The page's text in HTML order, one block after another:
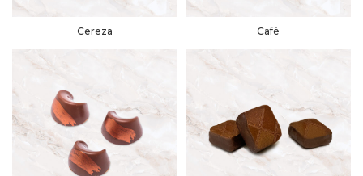
Cereza Café